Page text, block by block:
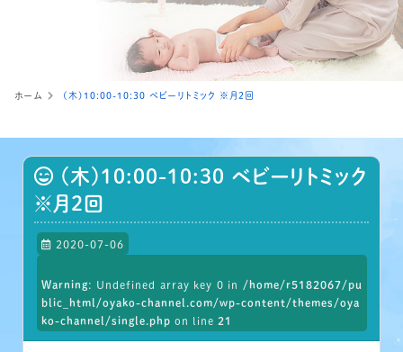
ホーム (木)10:00-10:30 ベビーリトミック ※月2回
(木)10:00-10:30 ベビーリトミック
※月2回
2020-07-06
Warning: Undefined array key 0 in
/home/r5182067/pu
blic_html/oyako-channel.com/wp-content/themes/oya
ko-channel/single.php on line 21